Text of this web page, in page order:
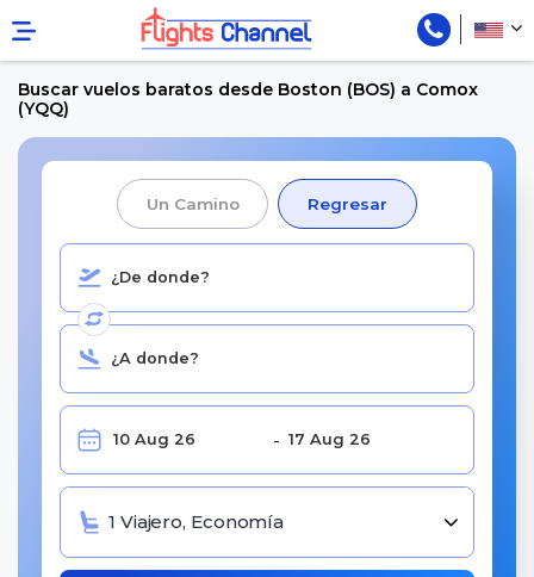
Buscar vuelos baratos desde Boston (BOS) a Comox
(YQQ)
Un Camino Regresar
1 Viajero, Economía